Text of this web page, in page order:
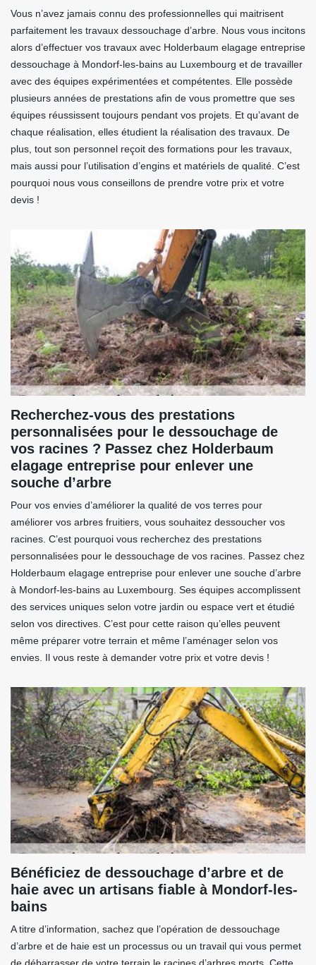
Vous n’avez jamais connu des professionnelles qui maitrisent
parfaitement les travaux dessouchage d’arbre. Nous vous incitons
alors d’effectuer vos travaux avec Holderbaum elagage entreprise
dessouchage à Mondorf-les-bains au Luxembourg et de travailler
avec des équipes expérimentées et compétentes. Elle possède
plusieurs années de prestations afin de vous promettre que ses
équipes réussissent toujours pendant vos projets. Et qu’avant de
chaque réalisation, elles étudient la réalisation des travaux. De
plus, tout son personnel reçoit des formations pour les travaux,
mais aussi pour l’utilisation d’engins et matériels de qualité. C’est
pourquoi nous vous conseillons de prendre votre prix et votre
devis !
Recherchez-vous des prestations
personnalisées pour le dessouchage de
vos racines ? Passez chez Holderbaum
elagage entreprise pour enlever une
souche d’arbre
Pour vos envies d’améliorer la qualité de vos terres pour
améliorer vos arbres fruitiers, vous souhaitez dessoucher vos
racines. C’est pourquoi vous recherchez des prestations
personnalisées pour le dessouchage de vos racines. Passez chez
Holderbaum elagage entreprise pour enlever une souche d’arbre
à Mondorf-les-bains au Luxembourg. Ses équipes accomplissent
des services uniques selon votre jardin ou espace vert et étudié
selon vos directives. C’est pour cette raison qu’elles peuvent
même préparer votre terrain et même l’aménager selon vos
envies. Il vous reste à demander votre prix et votre devis !
Bénéficiez de dessouchage d’arbre et de
haie avec un artisans fiable à Mondorf-les-
bains
A titre d’information, sachez que l’opération de dessouchage
d’arbre et de haie est un processus ou un travail qui vous permet